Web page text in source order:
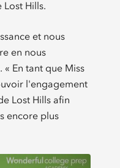
Hills.
et nous
en nous
« En tant que Miss
l'engagement
Lost Hills afin
encore plus